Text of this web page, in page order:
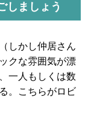
しましょう
しかし仲居さん
クな雰囲気が漂
一人もしくは数
。こちらがロビ